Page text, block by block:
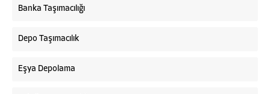
Banka Taşımacılığı
Depo Taşımacılık
Eşya Depolama